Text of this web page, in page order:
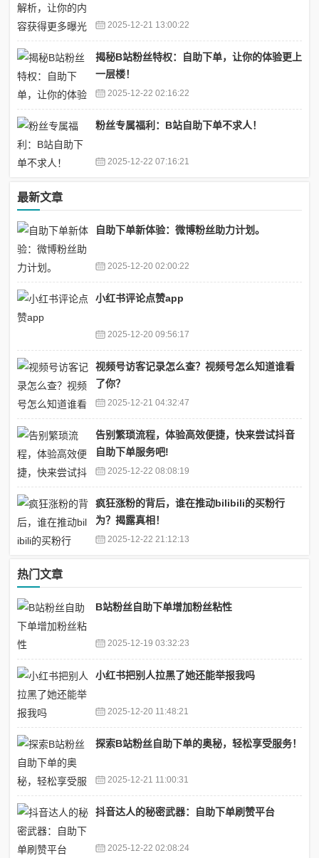
2025-12-21 13:00:22
揭秘B站粉丝特权：自助下单，让你的体验更上
一层楼！
2025-12-22 02:16:22
粉丝专属福利：B站自助下单不求人！
2025-12-22 07:16:21
最新文章
自助下单新体验：微博粉丝助力计划。
2025-12-20 02:00:22
小红书评论点赞app
2025-12-20 09:56:17
视频号访客记录怎么查？视频号怎么知道谁看
了你？
2025-12-21 04:32:47
告别繁琐流程，体验高效便捷，快来尝试抖音
自助下单服务吧!
2025-12-22 08:08:19
疯狂涨粉的背后，谁在推动bilibili的买粉行
为？揭露真相！
2025-12-22 21:12:13
热门文章
B站粉丝自助下单增加粉丝粘性
2025-12-19 03:32:23
小红书把别人拉黑了她还能举报我吗
2025-12-20 11:48:21
探索B站粉丝自助下单的奥秘，轻松享受服务！
2025-12-21 11:00:31
抖音达人的秘密武器：自助下单刷赞平台
2025-12-22 02:08:24